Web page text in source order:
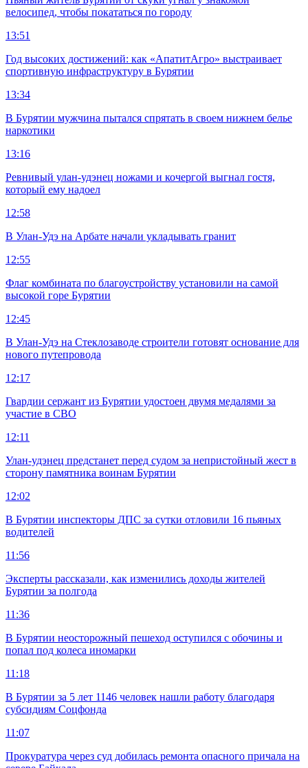
велосипед, чтобы покататься по городу
13:51
Год высоких достижений: как «АпатитАгро» выстраивает
спортивную инфраструктуру в Бурятии
13:34
В Бурятии мужчина пытался спрятать в своем нижнем белье
наркотики
13:16
Ревнивый улан-удэнец ножами и кочергой выгнал гостя,
который ему надоел
12:58
В Улан-Удэ на Арбате начали укладывать гранит
12:55
Флаг комбината по благоустройству установили на самой
высокой горе Бурятии
12:45
В Улан-Удэ на Стеклозаводе строители готовят основание для
нового путепровода
12:17
Гвардии сержант из Бурятии удостоен двумя медалями за
участие в СВО
12:11
Улан-удэнец предстанет перед судом за непристойный жест в
сторону памятника воинам Бурятии
12:02
В Бурятии инспекторы ДПС за сутки отловили 16 пьяных
водителей
11:56
Эксперты рассказали, как изменились доходы жителей
Бурятии за полгода
11:36
В Бурятии неосторожный пешеход оступился с обочины и
попал под колеса иномарки
11:18
В Бурятии за 5 лет 1146 человек нашли работу благодаря
субсидиям Соцфонда
11:07
Прокуратура через суд добилась ремонта опасного причала на